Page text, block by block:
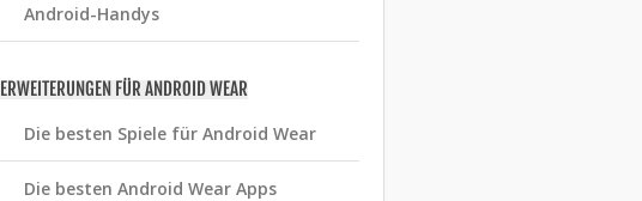
Android-Handys
ERWEITERUNGEN FÜR ANDROID WEAR
Die besten Spiele für Android Wear
Die besten Android Wear Apps